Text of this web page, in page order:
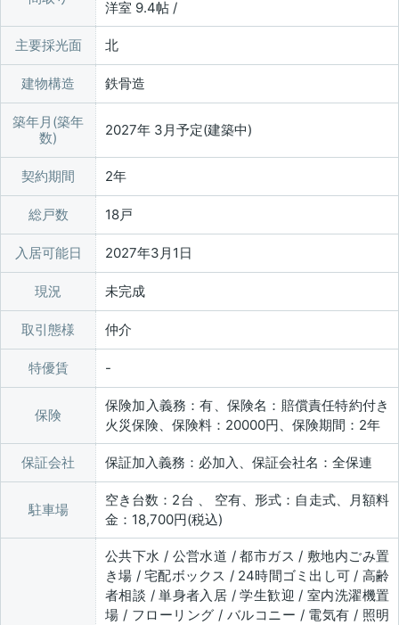
洋室 9.4帖 /
主要採光面 北
建物構造 鉄骨造
築年月(築年
数)
2027年 3月予定(建築中)
契約期間 2年
総戸数 18戸
入居可能日 2027年3月1日
現況 未完成
取引態様 仲介
特優賃
保険
保険加入義務：有、保険名：賠償責任特約付き
火災保険、保険料：20000円、保険期間：2年
保証会社 保証加入義務：必加入、保証会社名：全保連
駐車場
空き台数：2台 、 空有、形式：自走式、月額料
金：18,700円(税込)
公共下水 / 公営水道 / 都市ガス / 敷地内ごみ置
き場 / 宅配ボックス / 24時間ゴミ出し可 / 高齢
者相談 / 単身者入居 / 学生歓迎 / 室内洗濯機置
場 / フローリング / バルコニー / 電気有 / 照明